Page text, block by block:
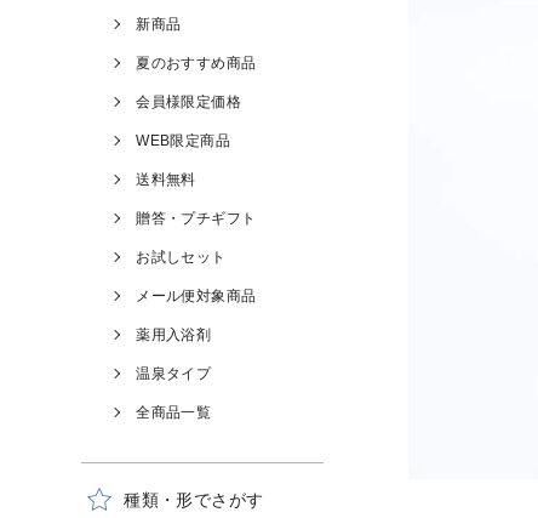
新商品
夏のおすすめ商品
会員様限定価格
WEB限定商品
送料無料
贈答・プチギフト
お試しセット
メール便対象商品
薬用入浴剤
温泉タイプ
全商品一覧
種類・形でさがす